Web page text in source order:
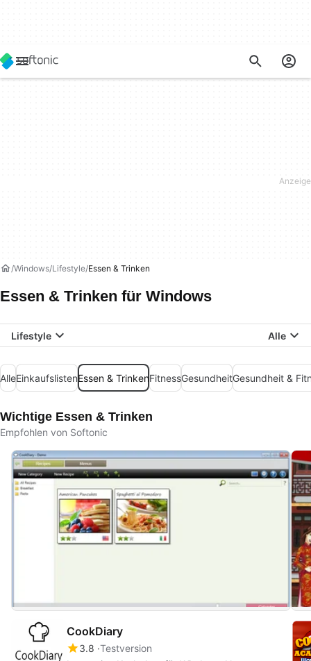
Windows Lifestyle Essen & Trinken
Essen & Trinken für Windows
Lifestyle Alle
AlleEinkaufslistenEssen & TrinkenFitnessGesundheitGesundheit &
Wichtige Essen & Trinken
Empfohlen von Softonic
CookDiary
3.8 Testversion